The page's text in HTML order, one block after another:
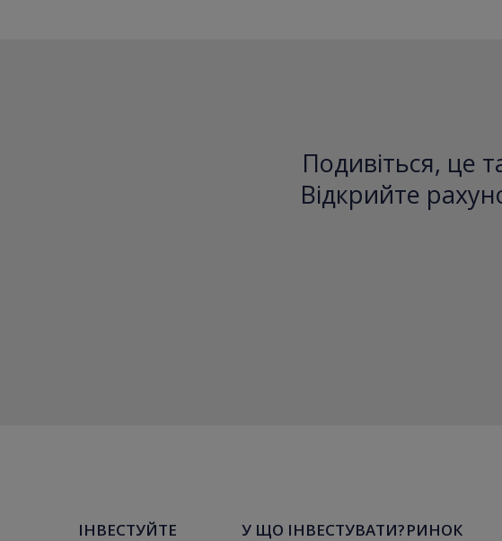
Подивіться, це
Відкрийте
ІНВЕСТУЙТЕ У ЩО ІНВЕСТУВАТИ?РИНОК